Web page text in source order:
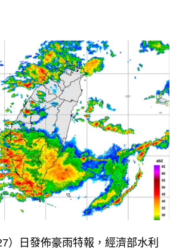
）日發佈豪雨特報，經濟部水利